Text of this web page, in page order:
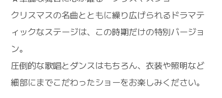
クリスマスの名曲とともに繰り広げられるドラマテ
ィックなステージは、この時期だけの特別バージョ
ン。
圧倒的な歌唱とダンスはもちろん、衣装や照明など
細部にまでこだわったショーをお楽しみください。